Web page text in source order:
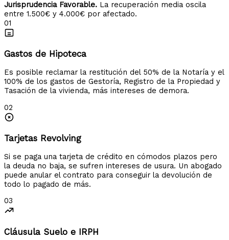
Jurisprudencia Favorable. La recuperación media oscila
entre 1.500€ y 4.000€ por afectado.
01
Gastos de Hipoteca
Es posible reclamar la restitución del 50% de la Notaría y el
100% de los gastos de Gestoría, Registro de la Propiedad y
Tasación de la vivienda, más intereses de demora.
02
Tarjetas Revolving
Si se paga una tarjeta de crédito en cómodos plazos pero
la deuda no baja, se sufren intereses de usura. Un abogado
puede anular el contrato para conseguir la devolución de
todo lo pagado de más.
03
Cláusula Suelo e IRPH